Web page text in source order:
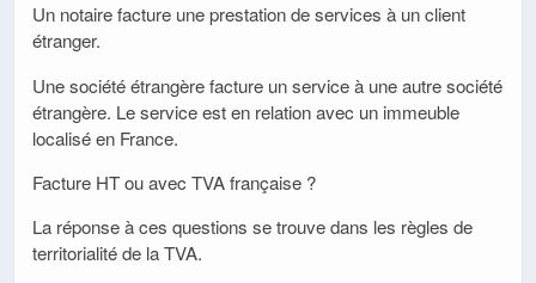
Un notaire facture une prestation de services à un client
étranger.
Une société étrangère facture un service à une autre société
étrangère. Le service est en relation avec un immeuble
localisé en France.
Facture HT ou avec TVA française ?
La réponse à ces questions se trouve dans les règles de
territorialité de la TVA.